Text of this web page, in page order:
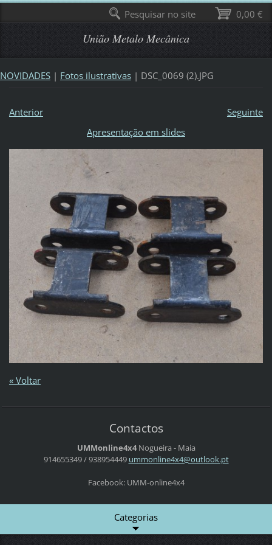
União Metalo Mecânica
NOVIDADES | Fotos ilustrativas | DSC_0069 (2).JPG
Anterior
Seguinte
Apresentação em slides
« Voltar
Contactos
UMMonline4x4 Nogueira - Maia
914655349 / 938954449 ummonline4x4@outlook.pt
Facebook: UMM-online4x4
Categorias
0,00 €
Pesquisar no site